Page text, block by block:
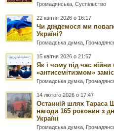
Громадянська ,Суспільство
22 квітня 2026 о 16:17
Чи діждемося ми
Україні?
Громадська думка
15 квітня 2026 о 21:57
Як і чому під час
«антисемітизмом»
Громадська думка
14 лютого 2026 о 17:47
Останній шлях Тараса
нагоди 165 роковин з
Україні
Громадська думка